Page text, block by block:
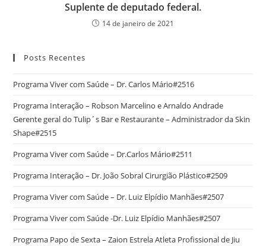
Suplente de deputado federal.
14 de janeiro de 2021
Posts Recentes
Programa Viver com Saúde – Dr. Carlos Mário#2516
Programa Interação – Robson Marcelino e Arnaldo Andrade
Gerente geral do Tulip´s Bar e Restaurante – Administrador da Skin
Shape#2515
Programa Viver com Saúde – Dr.Carlos Mário#2511
Programa Interação – Dr. João Sobral Cirurgião Plástico#2509
Programa Viver com Saúde – Dr. Luiz Elpídio Manhães#2507
Programa Viver com Saúde -Dr. Luiz Elpídio Manhães#2507
Programa Papo de Sexta – Zaion Estrela Atleta Profissional de Jiu